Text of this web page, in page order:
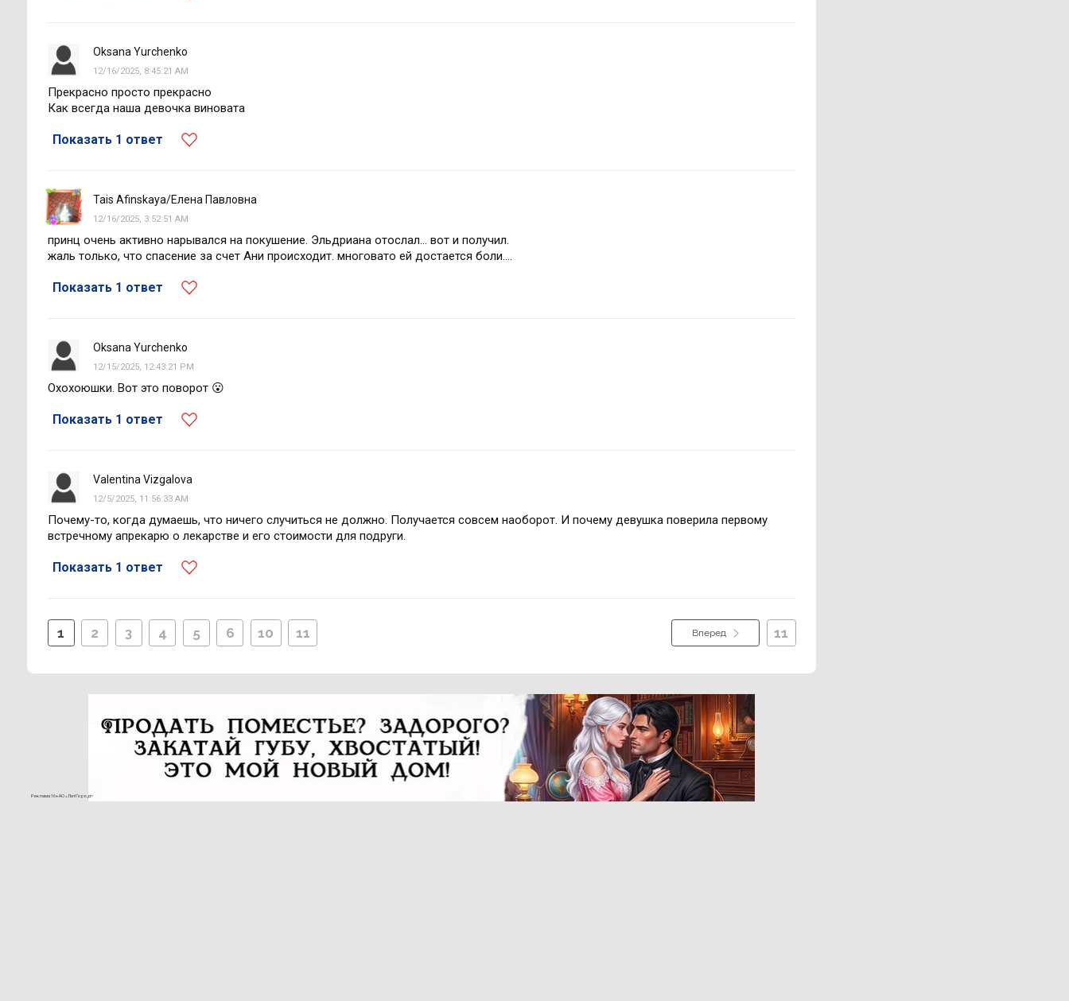
Oksana Yurchenko
12/16/2025, 8:45:21 AM
Прекрасно просто прекрасно
Как всегда наша девочка виновата
Показать 1 ответ
Tais Afinskaya/Елена Павловна
12/16/2025, 3:52:51 AM
принц очень активно нарывался на покушение. Эльдриана отослал... вот и получил.
жаль только, что спасение за счет Ани происходит. многовато ей достается боли....
Показать 1 ответ
Oksana Yurchenko
12/15/2025, 12:43:21 PM
Охохоюшки. Вот это поворот 😮
Показать 1 ответ
Valentina Vizgalova
12/5/2025, 11:56:33 AM
Почему-то, когда думаешь, что ничего случиться не должно. Получается совсем наоборот. И почему девушка поверила первому
встречному апрекарю о лекарстве и его стоимости для подруги.
Показать 1 ответ
1 2 3 4 5 6 10 11 Вперед 11
Реклама 16+ АО «ЛитГород»